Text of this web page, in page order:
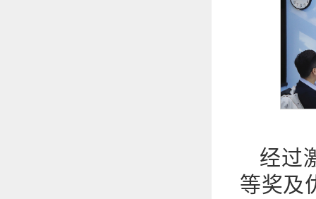
经过
等奖及